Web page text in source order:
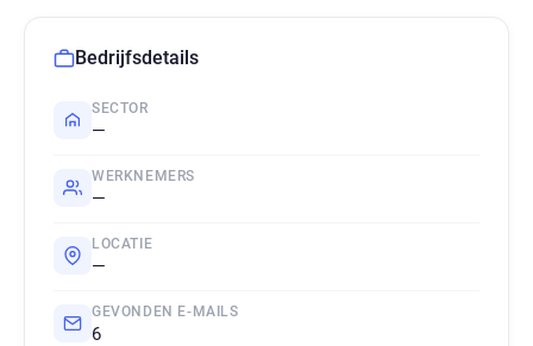
Bedrijfsdetails
SECTOR
—
WERKNEMERS
—
LOCATIE
—
GEVONDEN E-MAILS
6